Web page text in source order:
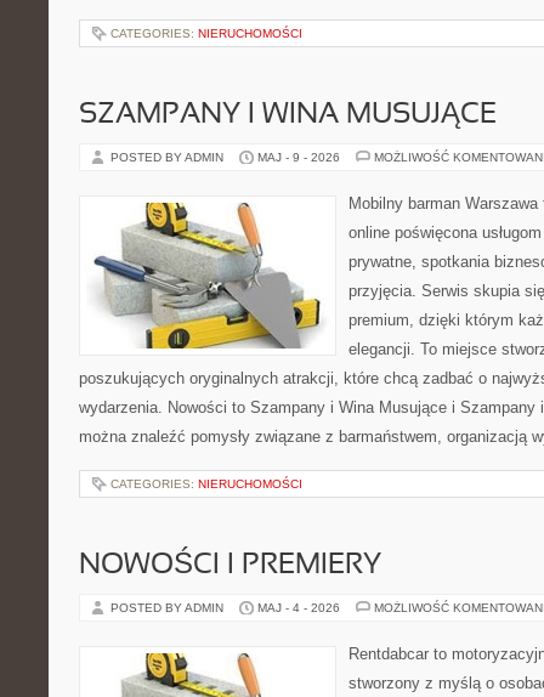
CATEGORIES: NIERUCHOMOŚCI
SZAMPANY I WINA MUSUJĄCE
POSTED BY ADMIN MAJ - 9 - 2026 MOŻLIWOŚĆ
Mobilny barman
online poświęcona
prywatne, spotkania
przyjęcia. Serwis skupia
premium, dzięki którym
elegancji. To miejsce
poszukujących oryginalnych atrakcji, które chcą zadbać o
wydarzenia. Nowości to Szampany i Wina Musujące i Szampany
można znaleźć pomysły związane z barmaństwem, organizacją
CATEGORIES: NIERUCHOMOŚCI
NOWOŚCI I PREMIERY
POSTED BY ADMIN MAJ - 4 - 2026 MOŻLIWOŚĆ
Rentdabcar to
stworzony z myślą o